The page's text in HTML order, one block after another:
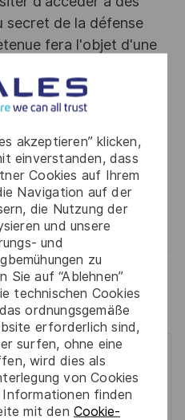
akzeptieren” klicken,
einverstanden, dass
Cookies auf Ihrem
Navigation auf der
die Nutzung der
und unsere
und
zu
Sie auf “Ablehnen”
technischen Cookies
ordnungsgemäße
erforderlich sind,
surfen, ohne eine
wird dies als
von Cookies
Informationen finden
mit den Cookie-
secret de la défense
fera l'objet d'une
aux
1 et suivants du
1300 SGDSN/PSE
Speichern
jobs
a week